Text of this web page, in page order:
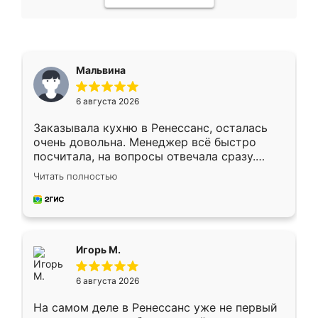
Мальвина
6 августа 2026
Заказывала кухню в Ренессанс, осталась
очень довольна. Менеджер всё быстро
посчитала, на вопросы отвечала сразу.
Замерщик приехал в субботу, подошёл к
делу со всей ответственностью. Собрали
за день, ребята работали аккуратно, даже
Читать полностью
Игорь М.
6 августа 2026
На самом деле в Ренессанс уже не первый